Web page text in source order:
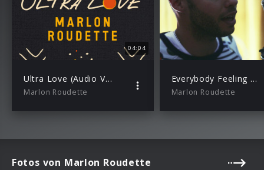
04:04
Ultra Love (Audio Video)
Marlon Roudette
Everybody Feeling Something
Marlon Roudette
Fotos von Marlon Roudette